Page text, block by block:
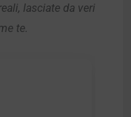
lasciate da veri
te.